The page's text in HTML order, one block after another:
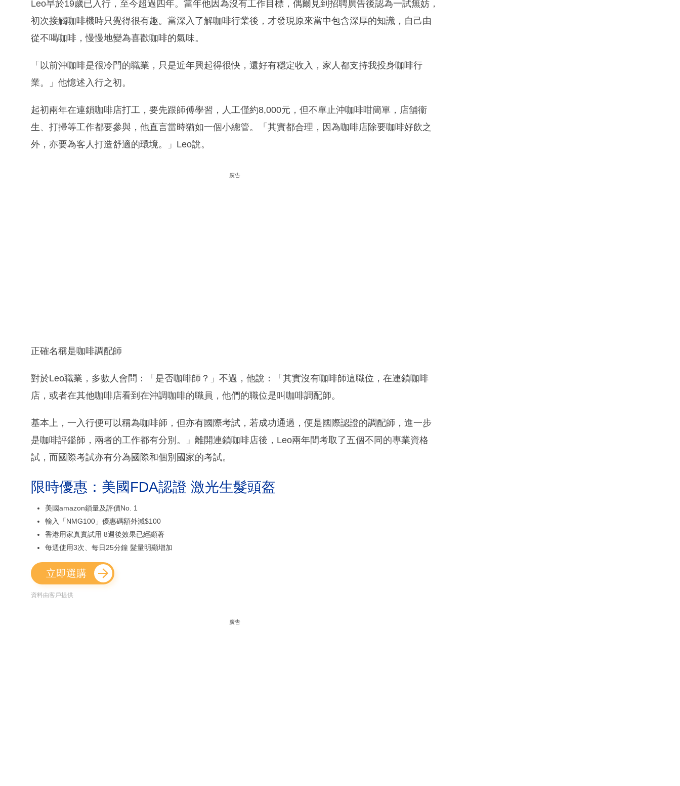
Leo早於19歲已入行，至今超過四年。當年他因為沒有工作目標，偶爾見到招聘廣告後認為一試無妨，
初次接觸咖啡機時只覺得很有趣。當深入了解咖啡行業後，才發現原來當中包含深厚的知識，自己由
從不喝咖啡，慢慢地變為喜歡咖啡的氣味。
「以前沖咖啡是很冷門的職業，只是近年興起得很快，還好有穩定收入，家人都支持我投身咖啡行
業。」他憶述入行之初。
起初兩年在連鎖咖啡店打工，要先跟師傅學習，人工僅約8,000元，但不單止沖咖啡咁簡單，店舖衞
生、打掃等工作都要參與，他直言當時猶如一個小總管。「其實都合理，因為咖啡店除要咖啡好飲之
外，亦要為客人打造舒適的環境。」Leo說。
廣告
正確名稱是咖啡調配師
對於Leo職業，多數人會問：「是否咖啡師？」不過，他說：「其實沒有咖啡師這職位，在連鎖咖啡
店，或者在其他咖啡店看到在沖調咖啡的職員，他們的職位是叫咖啡調配師。
基本上，一入行便可以稱為咖啡師，但亦有國際考試，若成功通過，便是國際認證的調配師，進一步
是咖啡評鑑師，兩者的工作都有分別。」離開連鎖咖啡店後，Leo兩年間考取了五個不同的專業資格
試，而國際考試亦有分為國際和個別國家的考試。
限時優惠：美國FDA認證 激光生髮頭盔
美國amazon鎖量及評價No. 1
輸入「NMG100」優惠碼額外減$100
香港用家真實試用 8週後效果已經顯著
每週使用3次、每日25分鐘 髮量明顯增加
立即選購
資料由客戶提供
廣告